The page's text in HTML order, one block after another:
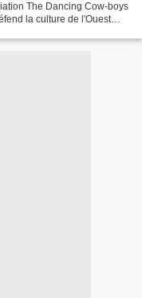
The Dancing Cow-boys
la culture de l'Ouest